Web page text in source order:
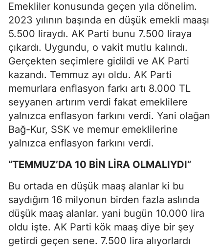
Emekliler konusunda geçen yıla dönelim.
2023 yılının başında en düşük emekli maaşı
5.500 liraydı. AK Parti bunu 7.500 liraya
çıkardı. Uygundu, o vakit mutlu kalındı.
Gerçekten seçimlere gidildi ve AK Parti
kazandı. Temmuz ayı oldu. AK Parti
memurlara enflasyon farkı artı 8.000 TL
seyyanen artırım verdi fakat emeklilere
yalnızca enflasyon farkını verdi. Yani olağan
Bağ-Kur, SSK ve memur emeklilerine
yalnızca enflasyon farkını verdi.
“TEMMUZ’DA 10 BİN LİRA OLMALIYDI”
Bu ortada en düşük maaş alanlar ki bu
saydığım 16 milyonun birden fazla aslında
düşük maaş alanlar. yani bugün 10.000 lira
oldu işte. AK Parti kök maaş diye bir şey
getirdi geçen sene. 7.500 lira alıyorlardı